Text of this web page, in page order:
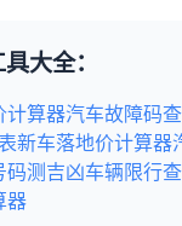
大全：
计算器汽车故障码
新车落地价计算器
码测吉凶车辆限行
器